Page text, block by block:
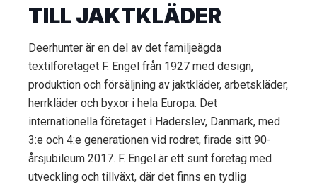
TILL JAKTKLÄDER
Deerhunter är en del av det familjeägda
textilföretaget F. Engel från 1927 med design,
produktion och försäljning av jaktkläder, arbetskläder,
herrkläder och byxor i hela Europa. Det
internationella företaget i Haderslev, Danmark, med
3:e och 4:e generationen vid rodret, firade sitt 90-
årsjubileum 2017. F. Engel är ett sunt företag med
utveckling och tillväxt, där det finns en tydlig